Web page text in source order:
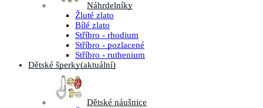
Náhrdelníky
Žluté zlato
Bílé zlato
Stříbro - rhodium
Stříbro - pozlacené
Stříbro - ruthenium
Dětské šperky(aktuální)
Dětské náušnice